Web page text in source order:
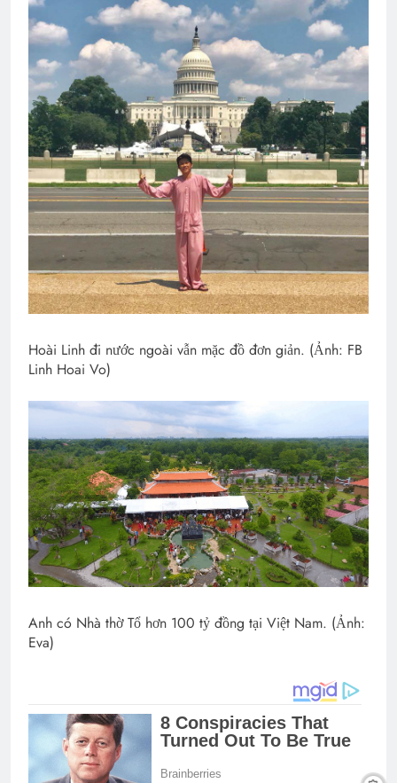
Hoài Linh đi nước ngoài vẫn mặc đồ đơn giản. (Ảnh: FB
Linh Hoai Vo)
Anh có Nhà thờ Tổ hơn 100 tỷ đồng tại Việt Nam. (Ảnh:
Eva)